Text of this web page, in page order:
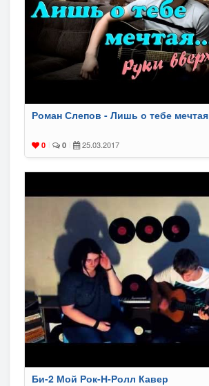
Роман Слепов - Лишь о тебе мечтая
0 0 25.03.2017
Би-2 Мой Рок-Н-Ролл Кавер